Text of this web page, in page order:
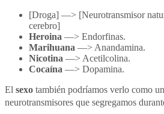
[Droga] —> [Neurotransmisor
cerebro]
Heroina —> Endorfinas.
Marihuana —> Anandamina.
Nicotina —> Acetilcolina.
Cocaína —> Dopamina.
El sexo también podríamos verlo como
neurotransmisores que segregamos